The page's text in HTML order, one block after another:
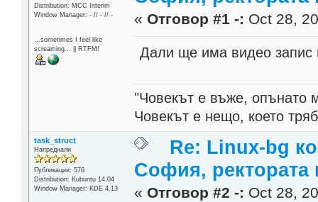
Distribution: MCC Interim
Window Manager: - // - // -
...sometimes I feel like
screaming... || RTFM!
« Отговор #1 -: Oct 28,
Дали ще има видео запис
"Човекът е въже, опънато
Човекът е нещо, което
task_struct
Напреднали
Публикации: 576
Distribution: Kubuntu 14.04
Window Manager: KDE 4.13
Re: Linux-bg
София, ректората
« Отговор #2 -: Oct 28,